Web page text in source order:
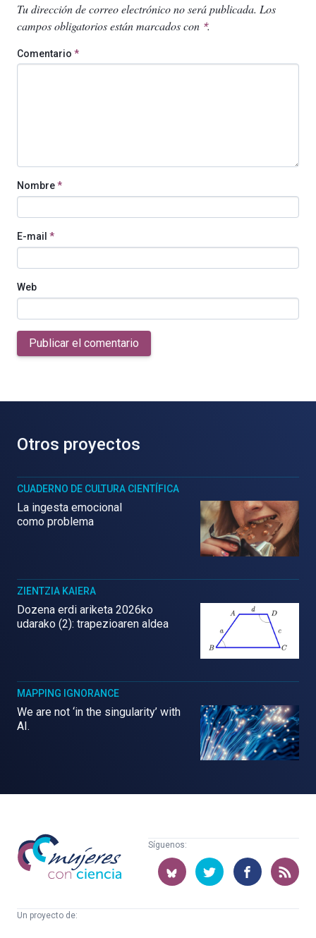
Tu dirección de correo electrónico no será publicada. Los
campos obligatorios están marcados con *.
Comentario *
Nombre*
E-mail *
Web
Publicar el comentario
Otros proyectos
CUADERNO DE CULTURA CIENTÍFICA
La ingesta emocional
como problema
ZIENTZIA KAIERA
Dozena erdi ariketa 2026ko
udarako (2): trapezioaren aldea
MAPPING IGNORANCE
We are not ‘in the singularity’ with
AI.
Mujeres
con
ciencia
Síguenos:
Un proyecto de: